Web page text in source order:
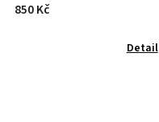
850 Kč
Detail